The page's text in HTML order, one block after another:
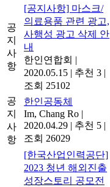
공
지
사
항
[공지사항] 마스크/
의료용품 관련 광고,
사행성 광고 삭제 안
내
한인연합회 |
2020.05.15 | 추천 3 |
조회 25102
공
지
사
항
한인공동체
Im, Chang Ro |
2020.04.29 | 추천 5 |
조회 26029
[한국산업인력공단]
2023 청년 해외진출
성장스토리 공모전